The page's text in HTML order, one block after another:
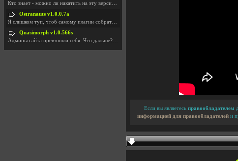
Если вы являетесь правообладателем
информацией для правообладателей и
Кто знает - можно ли накатить на эту версию моды?
Ostranauts v1.0.0.7a
Я слишком туп, чтоб самому плагин собрать. И что-т
Quasimorph v1.0.566s
Админы сайта превзошли себя. Что дальше? Засунь се